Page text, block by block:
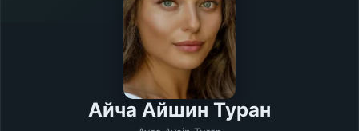
Айча Айшин Туран